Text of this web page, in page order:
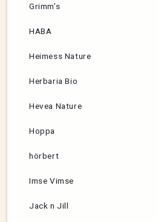
Grimm’s
HABA
Heimess Nature
Herbaria Bio
Hevea Nature
Hoppa
hörbert
Imse Vimse
Jack n Jill